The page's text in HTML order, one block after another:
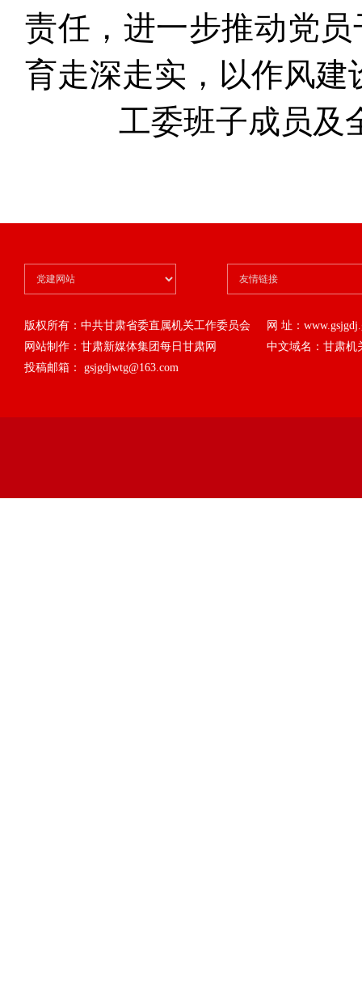
责任，进一步推动党
育走深走实，以作风
工委班子成员及
版权所有：中共甘肃省委直属机关工作委员会
网 址：
网站制作：甘肃新媒体集团每日甘肃网
中文域名：甘肃机
投稿邮箱： gsjgdjwtg@163.com